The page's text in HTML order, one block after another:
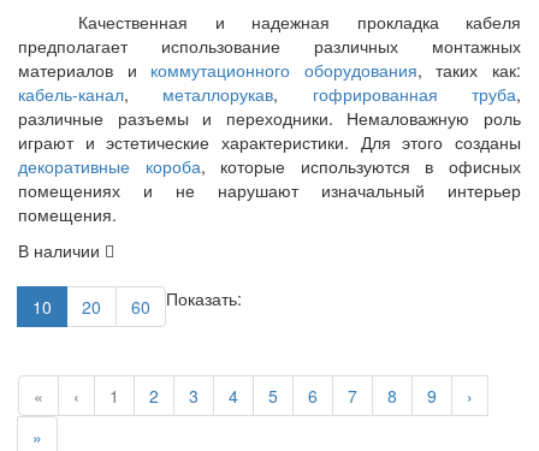
Качественная и надежная прокладка кабеля
предполагает использование различных монтажных
материалов и коммутационного оборудования, таких как:
кабель-канал, металлорукав, гофрированная труба,
различные разъемы и переходники. Немаловажную роль
играют и эстетические характеристики. Для этого созданы
декоративные короба, которые используются в офисных
помещениях и не нарушают изначальный интерьер
помещения.
В наличии
Показать:
10 20 60
« ‹ 1 2 3 4 5 6 7 8 9
›
»